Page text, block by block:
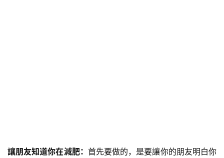
讓朋友知道你在減肥： 首先要做的，是要讓你的朋友明白你